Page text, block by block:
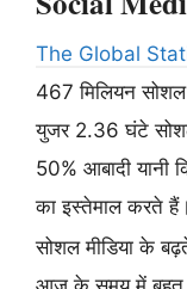
The Global
467 मिलियन
युजर 2.36 घंटे सोशल
50% आबादी यानी
का इस्तेमाल करते हैं।
सोशल मीडिया के